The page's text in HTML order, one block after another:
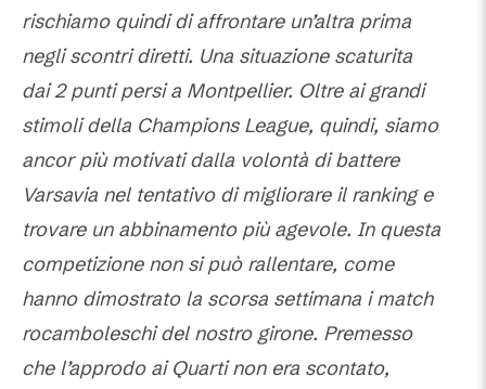
rischiamo quindi di affrontare un’altra prima
negli scontri diretti. Una situazione scaturita
dai 2 punti persi a Montpellier. Oltre ai grandi
stimoli della Champions League, quindi, siamo
ancor più motivati dalla volontà di battere
Varsavia nel tentativo di migliorare il ranking e
trovare un abbinamento più agevole. In questa
competizione non si può rallentare, come
hanno dimostrato la scorsa settimana i match
rocamboleschi del nostro girone. Premesso
che l’approdo ai Quarti non era scontato,